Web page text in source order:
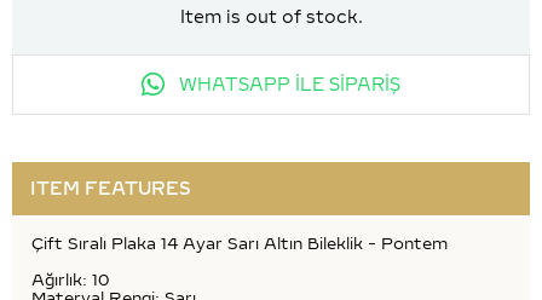
Item is out of stock.
WHATSAPP İLE SİPARİŞ
ITEM FEATURES
Çift Sıralı Plaka 14 Ayar Sarı Altın Bileklik - Pontem
Ağırlık: 10